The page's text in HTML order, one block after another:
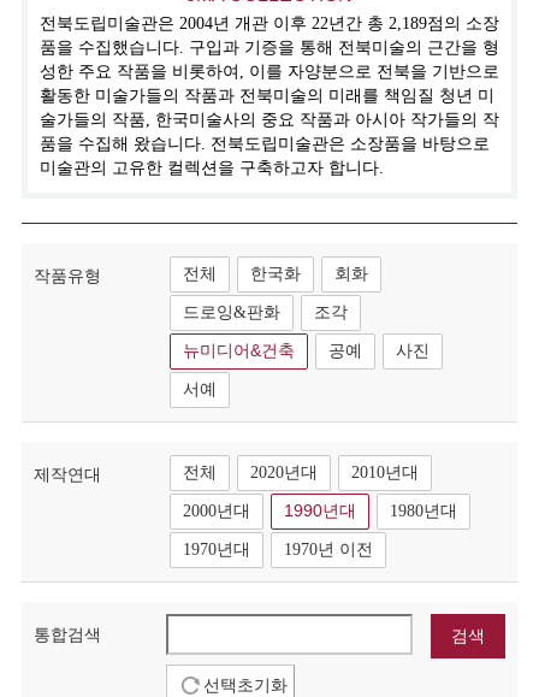
전북도립미술관은 2004년 개관 이후 22년간 총 2,189점의 소장
품을 수집했습니다. 구입과 기증을 통해 전북미술의 근간을 형
성한 주요 작품을 비롯하여, 이를 자양분으로 전북을 기반으로
활동한 미술가들의 작품과 전북미술의 미래를 책임질 청년 미
술가들의 작품, 한국미술사의 중요 작품과 아시아 작가들의 작
품을 수집해 왔습니다. 전북도립미술관은 소장품을 바탕으로
미술관의 고유한 컬렉션을 구축하고자 합니다.
작품유형 전체 한국화 회화
드로잉&판화 조각
뉴미디어&건축 공예 사진
서예
제작연대 전체 2020년대 2010년대
2000년대 1990년대 1980년대
1970년대 1970년 이전
통합검색
선택초기화